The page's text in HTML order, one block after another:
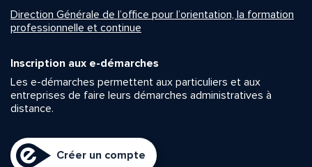
Direction Générale de l’office pour l’orientation, la formation
professionnelle et continue
Inscription aux e-démarches
Les e-démarches permettent aux particuliers et aux
entreprises de faire leurs démarches administratives à
distance.
Créer un compte